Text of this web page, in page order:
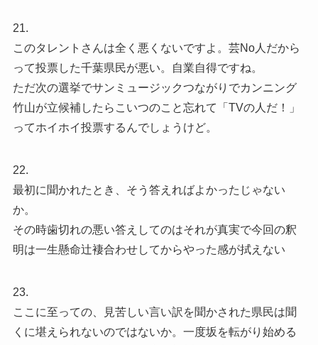
21.
このタレントさんは全く悪くないですよ。芸No人だから
って投票した千葉県民が悪い。自業自得ですね。
ただ次の選挙でサンミュージックつながりでカンニング
竹山が立候補したらこいつのこと忘れて「TVの人だ！」
ってホイホイ投票するんでしょうけど。
22.
最初に聞かれたとき、そう答えればよかったじゃない
か。
その時歯切れの悪い答えしてのはそれが真実で今回の釈
明は一生懸命辻褄合わせしてからやった感が拭えない
23.
ここに至っての、見苦しい言い訳を聞かされた県民は聞
くに堪えられないのではないか。一度坂を転がり始める